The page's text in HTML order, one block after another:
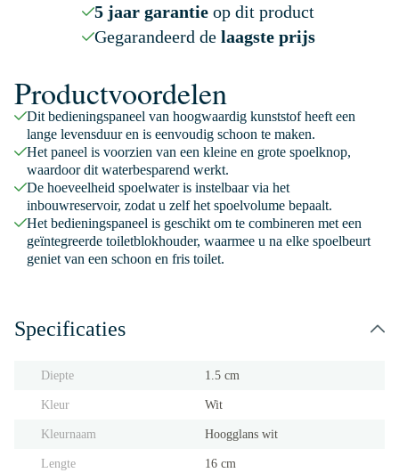
5 jaar garantieop dit product
Gegarandeerd de laagste prijs
Productvoordelen
Dit bedieningspaneel van hoogwaardig kunststof heeft een
lange levensduur en is eenvoudig schoon te maken.
Het paneel is voorzien van een kleine en grote spoelknop,
waardoor dit waterbesparend werkt.
De hoeveelheid spoelwater is instelbaar via het
inbouwreservoir, zodat u zelf het spoelvolume bepaalt.
Het bedieningspaneel is geschikt om te combineren met een
geïntegreerde toiletblokhouder, waarmee u na elke spoelbeurt
geniet van een schoon en fris toilet.
Specificaties
Diepte 1.5 cm
Kleur Wit
Kleurnaam Hoogglans wit
Lengte 16 cm